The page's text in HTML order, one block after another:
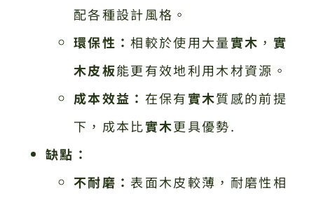
配各種設計風格。
環保性：相較於使用大量實木 ， 實
木皮板能更有效地利用木材資源。
成本效益： 在保有實木質感的前提
下，成本比實木更具優勢.
缺點：
不耐磨： 表面木皮較薄，耐磨性相